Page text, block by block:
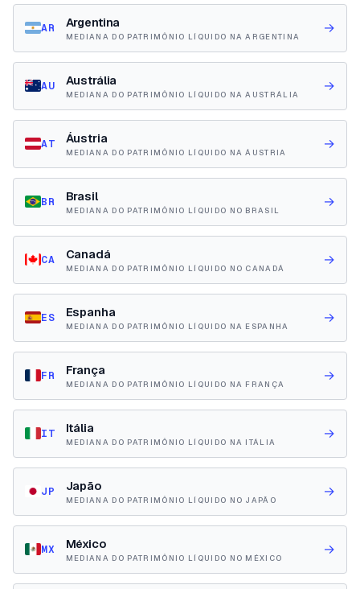
AR Argentina
MEDIANA DO PATRIMÔNIO LÍQUIDO NA ARGENTINA →
AU Austrália
MEDIANA DO PATRIMÔNIO LÍQUIDO NA AUSTRÁLIA →
AT Áustria
MEDIANA DO PATRIMÔNIO LÍQUIDO NA ÁUSTRIA →
BR Brasil
MEDIANA DO PATRIMÔNIO LÍQUIDO NO BRASIL →
CA Canadá
MEDIANA DO PATRIMÔNIO LÍQUIDO NO CANADÁ →
ES Espanha
MEDIANA DO PATRIMÔNIO LÍQUIDO NA ESPANHA →
FR França
MEDIANA DO PATRIMÔNIO LÍQUIDO NA FRANÇA →
IT Itália
MEDIANA DO PATRIMÔNIO LÍQUIDO NA ITÁLIA →
JP Japão
MEDIANA DO PATRIMÔNIO LÍQUIDO NO JAPÃO →
MX México
MEDIANA DO PATRIMÔNIO LÍQUIDO NO MÉXICO →